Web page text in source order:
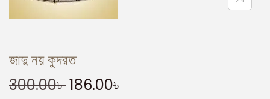
জাদু নয় কুদরত
300.00৳186.00৳